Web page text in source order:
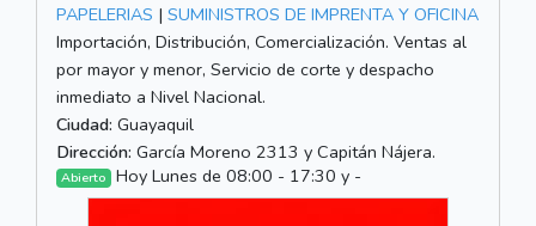
PAPELERIAS | SUMINISTROS DE IMPRENTA Y OFICINA
Importación, Distribución, Comercialización. Ventas al
por mayor y menor, Servicio de corte y despacho
inmediato a Nivel Nacional.
Ciudad: Guayaquil
Dirección: García Moreno 2313 y Capitán Nájera.
Abierto Hoy Lunes de 08:00 - 17:30 y -